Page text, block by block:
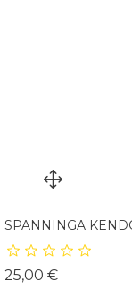
SPANNINGA
25,00 €Prix